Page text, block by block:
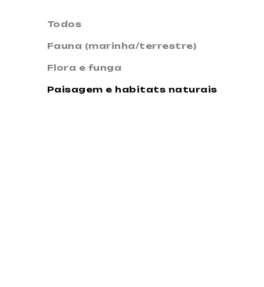
Todos
Fauna (marinha/terrestre)
Flora e funga
Paisagem e habitats naturais